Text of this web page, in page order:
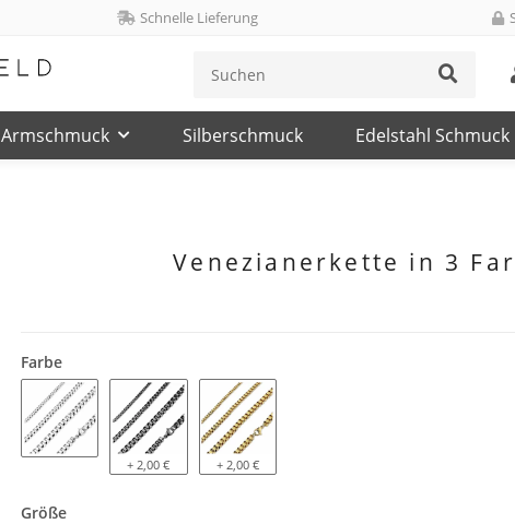
Schnelle Lieferung
Armschmuck Silberschmuck Edelstahl Schmuck
Venezianerkette in 3
Farbe
schwarz
+ 2,00 € gold
+ 2,00 €
Größe